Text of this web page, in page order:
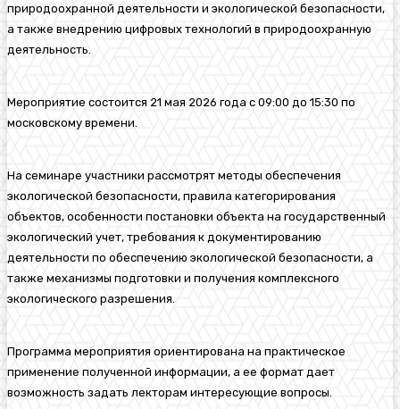
природоохранной деятельности и экологической безопасности,
а также внедрению цифровых технологий в природоохранную
деятельность.
Мероприятие состоится 21 мая 2026 года с 09:00 до 15:30 по
московскому времени.
На семинаре участники рассмотрят методы обеспечения
экологической безопасности, правила категорирования
объектов, особенности постановки объекта на государственный
экологический учет, требования к документированию
деятельности по обеспечению экологической безопасности, а
также механизмы подготовки и получения комплексного
экологического разрешения.
Программа мероприятия ориентирована на практическое
применение полученной информации, а ее формат дает
возможность задать лекторам интересующие вопросы.